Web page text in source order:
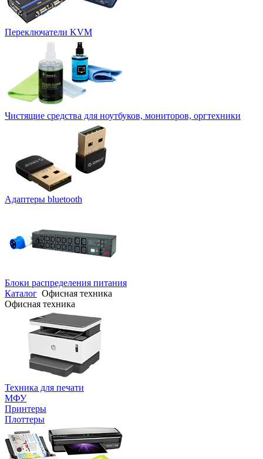
Переключатели KVM
Чистящие средства для ноутбуков, мониторов, оргтехники
Адаптеры bluetooth
Блоки распределения питания
Каталог Офисная техника
Офисная техника
Техника для печати
МФУ
Принтеры
Плоттеры